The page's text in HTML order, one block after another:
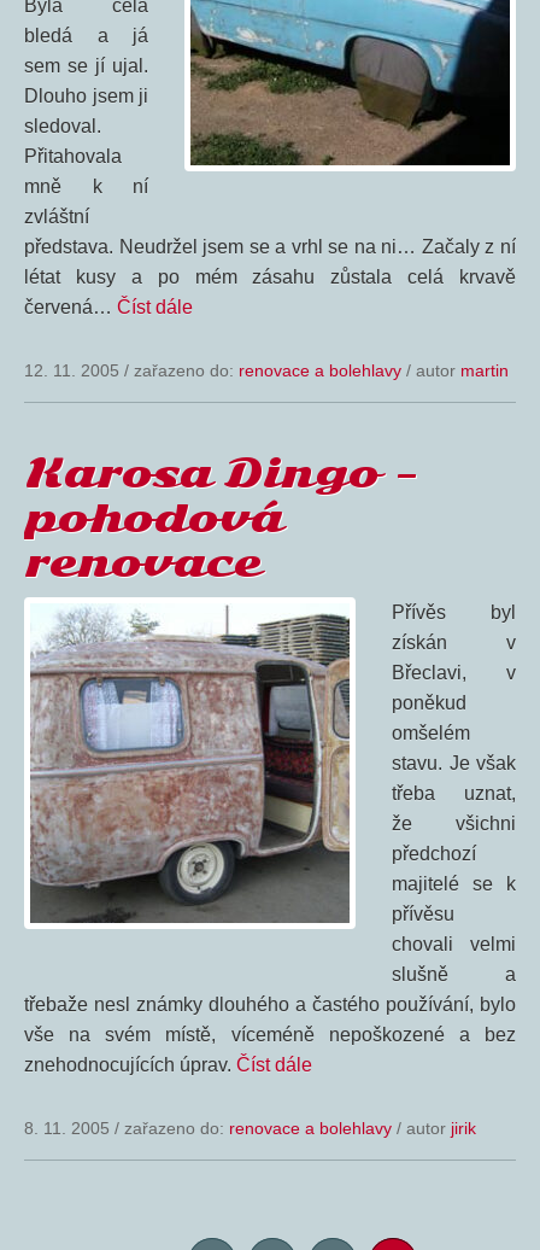
Byla celá
bledá a já
sem se jí ujal.
Dlouho jsem ji
sledoval.
Přitahovala
mně k ní
zvláštní
představa. Neudržel jsem se a vrhl se na ni… Začaly z ní
létat kusy a po mém zásahu zůstala celá krvavě
červená… Číst dále
12. 11. 2005 / zařazeno do: renovace a bolehlavy / autor martin
Karosa Dingo –
pohodová
renovace
Přívěs byl
získán v
Břeclavi, v
poněkud
omšelém
stavu. Je však
třeba uznat,
že všichni
předchozí
majitelé se k
přívěsu
chovali velmi
slušně a
třebaže nesl známky dlouhého a častého používání, bylo
vše na svém místě, víceméně nepoškozené a bez
znehodnocujících úprav. Číst dále
8. 11. 2005 / zařazeno do: renovace a bolehlavy / autor jirik